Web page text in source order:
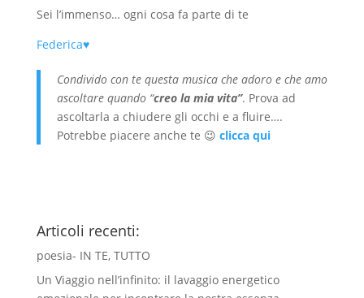
Sei l’immenso… ogni cosa fa parte di te
Federica♥
Condivido con te questa musica che adoro e che amo
ascoltare quando “creo la mia vita”. Prova ad
ascoltarla a chiudere gli occhi e a fluire….
Potrebbe piacere anche te 😉 clicca qui
Articoli recenti:
poesia- IN TE, TUTTO
Un Viaggio nell’infinito: il lavaggio energetico